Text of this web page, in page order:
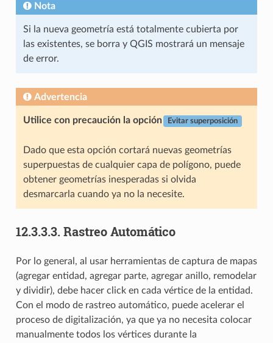
Nota
Si la nueva geometría está totalmente cubierta por
las existentes, se borra y QGIS mostrará un mensaje
de error.
Advertencia
Utilice con precaución la opción Evitar superposición
Dado que esta opción cortará nuevas geometrías
superpuestas de cualquier capa de polígono, puede
obtener geometrías inesperadas si olvida
desmarcarla cuando ya no la necesite.
12.3.3.3. Rastreo Automático
Por lo general, al usar herramientas de captura de mapas
(agregar entidad, agregar parte, agregar anillo, remodelar
y dividir), debe hacer click en cada vértice de la entidad.
Con el modo de rastreo automático, puede acelerar el
proceso de digitalización, ya que ya no necesita colocar
manualmente todos los vértices durante la